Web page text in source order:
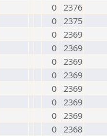
0 2376
0 2375
0 2369
0 2369
0 2369
0 2369
0 2369
0 2369
0 2369
0 2368